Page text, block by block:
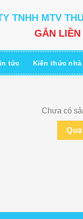
TNHH MTV
GẮN LIỀN
tức Kiến thức
Chưa có